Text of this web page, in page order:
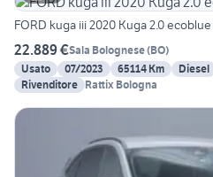
FORD kuga iii 2020 Kuga 2.0 ecoblue
22.889 €Sala Bolognese(BO)
Usato
07/2023 65114 Km Diesel
Rivenditore Rattix Bologna